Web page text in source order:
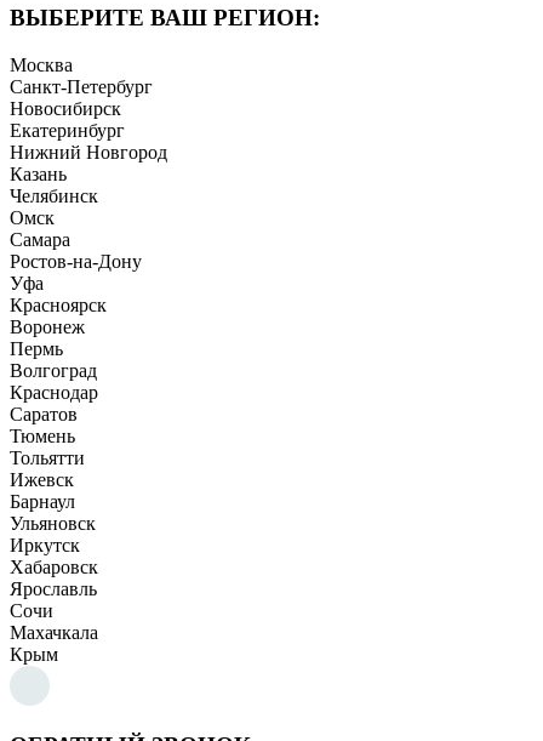
ВЫБЕРИТЕ ВАШ РЕГИОН:
Москва
Санкт-Петербург
Новосибирск
Екатеринбург
Нижний Новгород
Казань
Челябинск
Омск
Самара
Ростов-на-Дону
Уфа
Красноярск
Воронеж
Пермь
Волгоград
Краснодар
Саратов
Тюмень
Тольятти
Ижевск
Барнаул
Ульяновск
Иркутск
Хабаровск
Ярославль
Сочи
Махачкала
Крым